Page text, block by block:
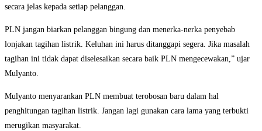
secara jelas kepada setiap pelanggan.
PLN jangan biarkan pelanggan bingung dan menerka-nerka penyebab
lonjakan tagihan listrik. Keluhan ini harus ditanggapi segera. Jika masalah
tagihan ini tidak dapat diselesaikan secara baik PLN mengecewakan,” ujar
Mulyanto.
Mulyanto menyarankan PLN membuat terobosan baru dalam hal
penghitungan tagihan listrik. Jangan lagi gunakan cara lama yang terbukti
merugikan masyarakat.